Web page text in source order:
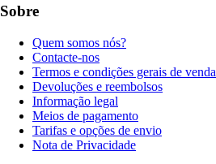
Sobre
Quem somos nós?
Contacte-nos
Termos e condições gerais de venda
Devoluções e reembolsos
Informação legal
Meios de pagamento
Tarifas e opções de envio
Nota de Privacidade